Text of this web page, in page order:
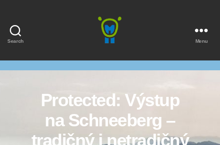
Search Menu
Protected: Výstup
na Schneeberg –
tradičný i netradičný